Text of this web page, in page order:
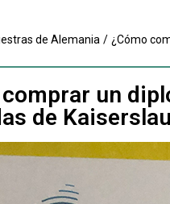
de Alemania / ¿Cómo
un
de